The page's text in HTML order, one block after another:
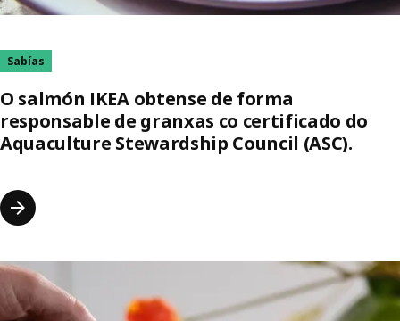
Sabías
O salmón IKEA obtense de forma
responsable de granxas co certificado do
Aquaculture Stewardship Council (ASC).